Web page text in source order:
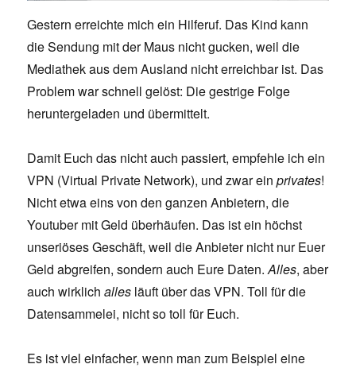
Gestern erreichte mich ein Hilferuf. Das Kind kann
die Sendung mit der Maus nicht gucken, weil die
Mediathek aus dem Ausland nicht erreichbar ist. Das
Problem war schnell gelöst: Die gestrige Folge
heruntergeladen und übermittelt.
Damit Euch das nicht auch passiert, empfehle ich ein
VPN (Virtual Private Network), und zwar einprivates!
Nicht etwa eins von den ganzen Anbietern, die
Youtuber mit Geld überhäufen. Das ist ein höchst
unseriöses Geschäft, weil die Anbieter nicht nur Euer
Geld abgreifen, sondern auch Eure Daten.Alles, aber
auch wirklichalles läuft über das VPN. Toll für die
Datensammelei, nicht so toll für Euch.
Es ist viel einfacher, wenn man zum Beispiel eine